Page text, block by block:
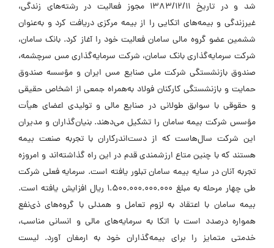
شد و در تاریخ 1383/12/11 مجوز فعالیت در رشته‌های زندگی،
غیرزندگی و بیمه‌های اتکایی را از بیمه مرکزی دریافت کرد و به‌عنوان
ششمین عضو گروه مالی سامان فعالیت خود را آغاز کرد. بانک سامان،
شرکت سرمایه‌گذاری بانک سامان، شرکت سرمایه‌گذاری مس سرچشمه،
صندوق بازنشستگی شرکت ملی صنایع مس ایران و مؤسسه صندوق
حمایت و بازنشستگی کارکنان فولاد به‌همراه جمعی از اشخاص حقیقی
و حقوقی با سوابق طولانی در صنایع مالی و تولیدی اعضای هیأت
مؤسس شرکت بیمه سامان را تشکیل می‌دهند. بنیان‌گذاران و مدیران
این شرکت سال‌هاست که از دست‌اندرکاران با تجربه صنعت بیمه
هستند که با چنین متاع ارزشمندی قدم در این راه گذاشته‌اند و امروزه
تجربه آنان در سایه بیمه سامان تبلور یافته است. سرمایه فعلی شرکت
طی چهار مرحله به مبلغ 1.500.000.000.000 ریال افزایش یافته است.
بیمه سامان با اعتقاد به لزوم تعامل و همدلی با گروه‌های ذی‌نفع
همواره درصدد است با اتکا به سرمایه‌های مالی و انسانی مناسب،
خدمتی متمایز را برای بیمه‌گذاران خود به ارمغان آورد. لیست